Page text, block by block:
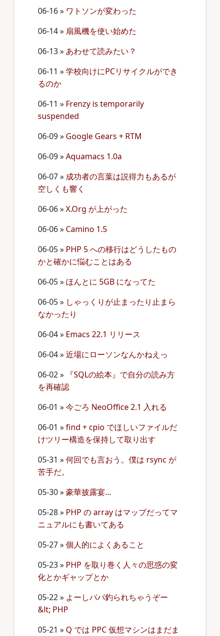
06-16» ワトソンが変わった
06-14» 扇風機を使い始めた
06-13» あわせて読みたい？
06-11 »学校向けにPCリサイクルができ
るのか
06-11 » Frenzy is temporarily
suspended
06-09» Google Gears + RTM
06-09»Aquamacs 1.0a
06-07» 成功者の言葉は説得力もあるが
空しくも響く
06-06»X.Org が上がった
06-06» Camino 1.5
06-05» PHP 5 への移行はどうしたもの
かと確かに悩むことはある
06-05» ほんとに 5GB になってた
06-05» しゃっくりが止まったり止まら
なかったり
06-04» Emacs 22.1 リリース
06-04»近場にローソンなんかねえっ
06-02» 『SQLの絵本』で自分の読み方
を再確認
06-01 »今ごろ NeoOffice 2.1 入れる
06-01 »find + cpio でほしいファイルだ
けツリー構造を保持して取り出す
05-31 »何回でも言おう。僕は rsync が
苦手だ。
05-30»豪華披露宴…
05-28» PHP の array はマップだってマ
ニュアルにも書いてある
05-27»個人的によくあること
05-23» PHP を取り巻く人々の思惑の変
化とかギャップとか
05-22» よーしパパ釣られちゃうぞー
&lt; PHP
05-21 » Q では PPC 仮想マシンはまだま